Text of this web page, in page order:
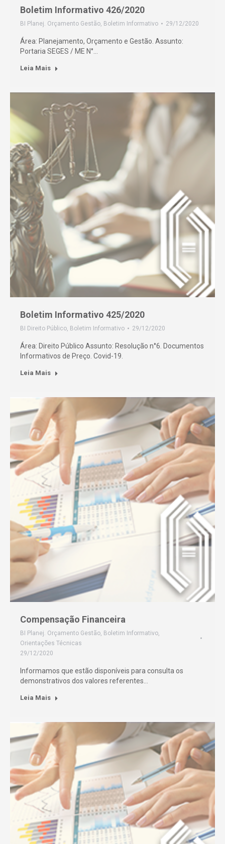
Boletim Informativo 426/2020
BI Planej. Orçamento Gestão, Boletim Informativo 29/12/2020
Área: Planejamento, Orçamento e Gestão. Assunto:
Portaria SEGES / ME N°…
Leia Mais
Boletim Informativo 425/2020
BI Direito Público, Boletim Informativo 29/12/2020
Área: Direito Público Assunto: Resolução n°6. Documentos
Informativos de Preço. Covid-19.
Leia Mais
Compensação Financeira
BI Planej. Orçamento Gestão, Boletim Informativo,
Orientações Técnicas
29/12/2020
Informamos que estão disponíveis para consulta os
demonstrativos dos valores referentes…
Leia Mais